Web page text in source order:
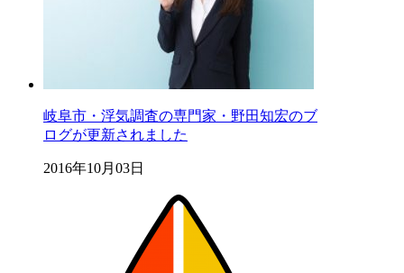
岐阜市・浮気調査の専門家・野田知宏のブ
ログが更新されました
2016年10月03日